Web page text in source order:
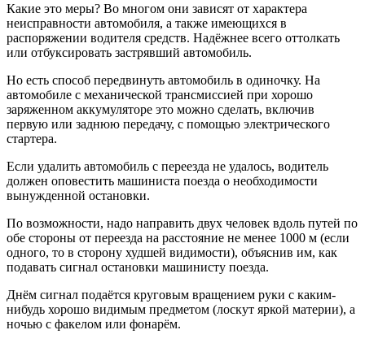
Какие это меры? Во многом они зависят от характера
неисправности автомобиля, а также имеющихся в
распоряжении водителя средств. Надёжнее всего оттолкать
или отбуксировать застрявший автомобиль.
Но есть способ передвинуть автомобиль в одиночку. На
автомобиле с механической трансмиссией при хорошо
заряженном аккумуляторе это можно сделать, включив
первую или заднюю передачу, с помощью электрического
стартера.
Если удалить автомобиль с переезда не удалось, водитель
должен оповестить машиниста поезда о необходимости
вынужденной остановки.
По возможности, надо направить двух человек вдоль путей по
обе стороны от переезда на расстояние не менее 1000 м (если
одного, то в сторону худшей видимости), объяснив им, как
подавать сигнал остановки машинисту поезда.
Днём сигнал подаётся круговым вращением руки с каким-
нибудь хорошо видимым предметом (лоскут яркой материи), а
ночью с факелом или фонарём.